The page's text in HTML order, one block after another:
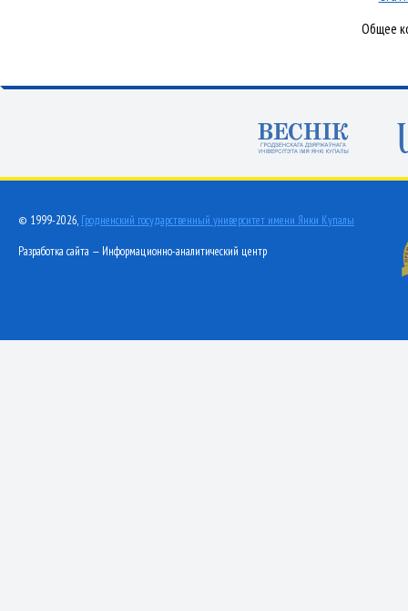
Общее
© 1999-2026, Гродненский государственный университет имени Янки Купалы
Разработка сайта — Информационно-аналитический центр